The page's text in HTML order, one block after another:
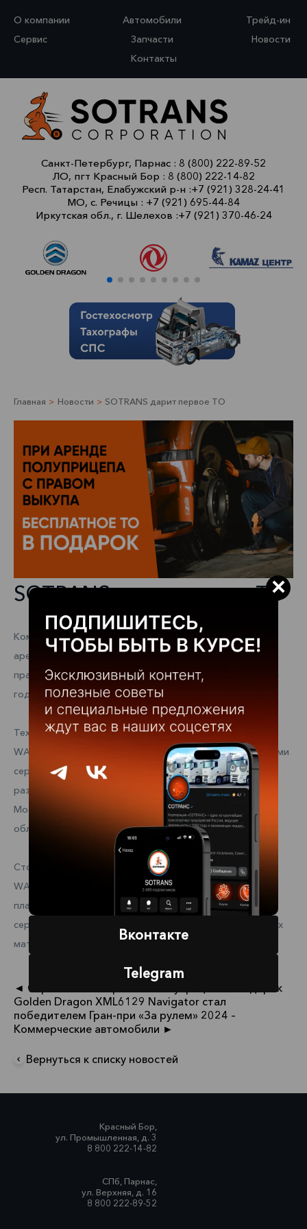
О компании Автомобили
Трейд-ин
Сервис
Запчасти
Новости
Контакты
Санкт-Петербург, Парнас : 8 (800) 222-89-52
ЛО, пгт Красный Бор : 8 (800) 222-14-82
Респ. Татарстан, Елабужский р-н :+7 (921) 328-24-41
МО, с. Речицы : +7 (921) 695-44-84
Иркутская обл., г. Шелехов :+7 (921) 370-46-24
Главная > Новости > SOTRANS дарит первое ТО
SOTRANS дарит первое ТО
Компания SOTRANS дарит первое ТО при оформлении
аренды шторного полуприцепа SOTRANS WALLAROO с
правом выкупа. Акция действует с 1 по 31 декабря 2024
года.
Техническое обслуживание полуприцепов SOTRANS
WALLAROO может быть осуществлено в одном из восьми
сервисных центров компании, которые расположены в
различных регионах России: Санкт-Петербурге,
Московской, Ленинградской, Ростовской и Иркутской
областях, Республике Татарстан и Красноярском крае.
Стоимость аренды шторных полуприцепов SOTRANS
WALLAROO начинается от 140 000 рублей. В арендный
платеж включены КАСКО, регулярное техническое и
сервисное обслуживание, в том числе замена расходных
материалов и шин при естественном износе.
◄ Сервисный контракт на полуприцепы в подарок
Golden Dragon XML6129 Navigator стал
победителем Гран-при «За рулем» 2024 –
Коммерческие автомобили ►
Вернуться к списку новостей
Красный Бор,
ул. Промышленная, д. 3
8 800 222-14-82
СПб, Парнас,
ул. Верхняя, д. 16
8 800 222-89-52
×
Вконтакте
Telegram